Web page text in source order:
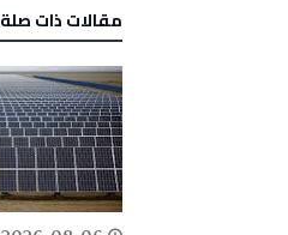
‫مقالات ذات صلة‬